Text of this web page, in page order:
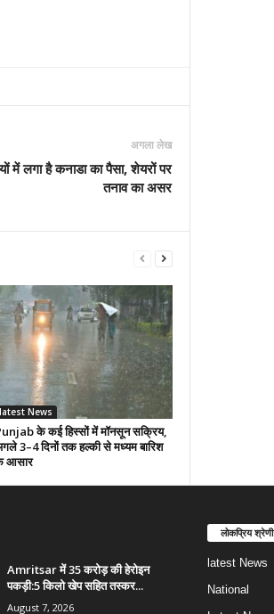
अगला लेख
में लगा है कनाडा का पैसा, शेयरों पर
तनाव का असर
latest News
के कई हिस्सों में मॉनसून सक्रिय,
3–4 दिनों तक हल्की से मध्यम बारिश
आसार
Amritsar में 35 करोड़ की हेरोइन
पकड़ी:5 किलो खेप सहित तस्कर...
August 7, 2026
लोकप्रिय श्रेणी
latest News
National